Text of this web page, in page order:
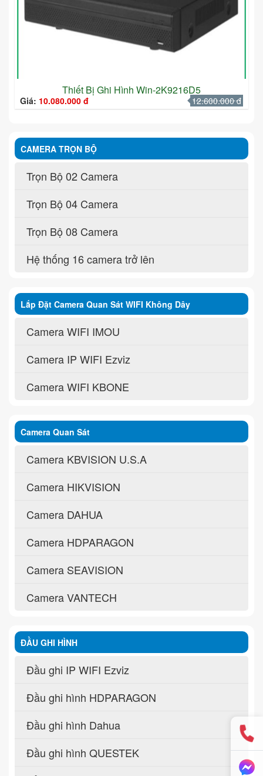
Thiết Bị Ghi Hình Win-2K9216D5
Giá: 10.080.000 đ 12.600.000 đ
CAMERA TRỌN BỘ
Trọn Bộ 02 Camera
Trọn Bộ 04 Camera
Trọn Bộ 08 Camera
Hệ thống 16 camera trở lên
Lắp Đặt Camera Quan Sát WIFI Không Dây
Camera WIFI IMOU
Camera IP WIFI Ezviz
Camera WIFI KBONE
Camera Quan Sát
Camera KBVISION U.S.A
Camera HIKVISION
Camera DAHUA
Camera HDPARAGON
Camera SEAVISION
Camera VANTECH
ĐẦU GHI HÌNH
Đầu ghi IP WIFI Ezviz
Đầu ghi hình HDPARAGON
Đầu ghi hình Dahua
Đầu ghi hình QUESTEK